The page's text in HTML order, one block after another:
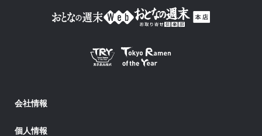
会社情報
個人情報